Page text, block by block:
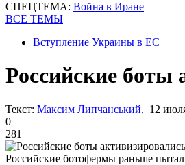
СПЕЦТЕМА: Война в Иране
ВСЕ ТЕМЫ
Вступление Украины в ЕС
Российские боты
Текст: Максим Липчанський, 12
0
281
Российские ботофермы раньше